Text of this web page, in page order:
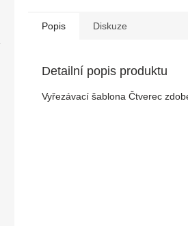
Popis Diskuze
Detailní popis produktu
Vyřezávací šablona Čtverec